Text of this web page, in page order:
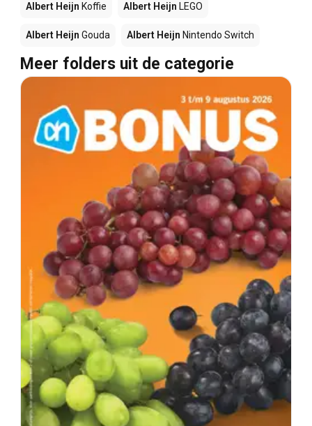
Albert Heijn Koffie Albert Heijn LEGO
Albert Heijn Gouda Albert Heijn Nintendo Switch
Meer folders uit de categorie